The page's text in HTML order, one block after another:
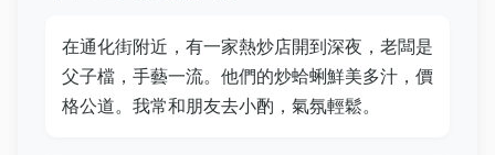
在通化街附近，有一家熱炒店開到深夜，老闆是
父子檔，手藝一流。他們的炒蛤蜊鮮美多汁，價
格公道。我常和朋友去小酌，氣氛輕鬆。